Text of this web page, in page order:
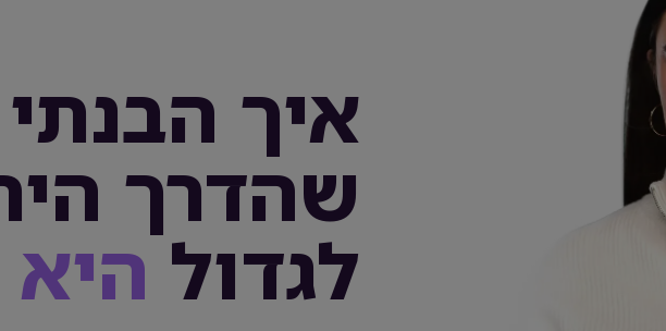
איך הבנתי
שהדרך
לגדול